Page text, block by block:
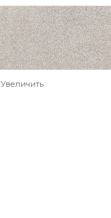
Увеличить